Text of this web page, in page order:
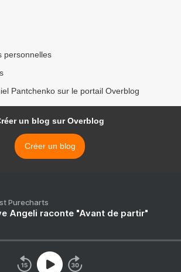
personnelles
Pantchenko sur le portail Overblog
un blog sur Overblog
Créer un blog
Purecharts
Angeli raconte "Avant de partir"